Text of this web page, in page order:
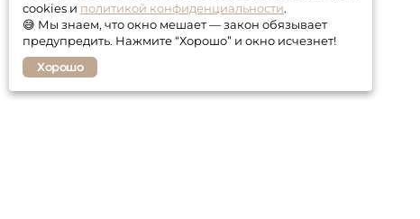
cookies и политикой конфиденциальности.
😅 Мы знаем, что окно мешает — закон обязывает
предупредить. Нажмите “Хорошо” и окно исчезнет!
Хорошо